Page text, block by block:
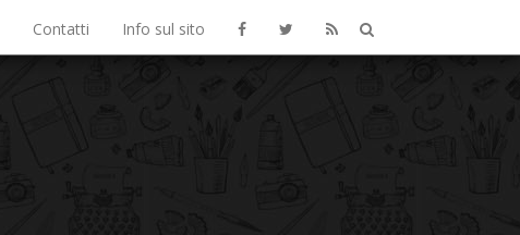
Contatti Info sul sito